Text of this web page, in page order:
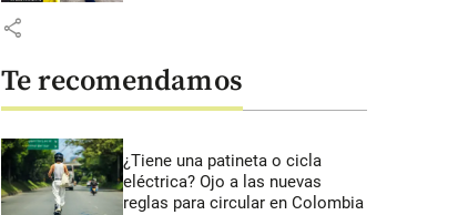
share
Te recomendamos
¿Tiene una patineta o cicla
eléctrica? Ojo a las nuevas
reglas para circular en Colombia